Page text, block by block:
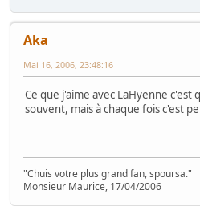
Aka
Mai 16, 2006, 23:48:16
Ce que j'aime avec LaHyenne c'est
souvent, mais à chaque fois c'est
"Chuis votre plus grand fan, spoursa."
Monsieur Maurice, 17/04/2006